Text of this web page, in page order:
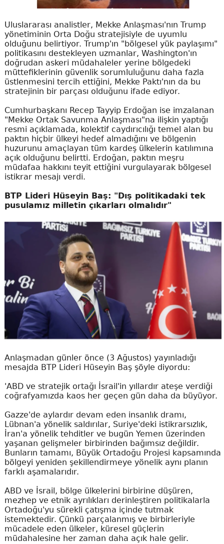
Uluslararası analistler, Mekke Anlaşması'nın Trump
yönetiminin Orta Doğu stratejisiyle de uyumlu
olduğunu belirtiyor. Trump'ın "bölgesel yük paylaşımı"
politikasını destekleyen uzmanlar, Washington'ın
doğrudan askeri müdahaleler yerine bölgedeki
müttefiklerinin güvenlik sorumluluğunu daha fazla
üstlenmesini tercih ettiğini, Mekke Paktı'nın da bu
stratejinin bir parçası olduğunu ifade ediyor.
Cumhurbaşkanı Recep Tayyip Erdoğan ise imzalanan
"Mekke Ortak Savunma Anlaşması"na ilişkin yaptığı
resmi açıklamada, kolektif caydırıcılığı temel alan bu
paktın hiçbir ülkeyi hedef almadığını ve bölgenin
huzurunu amaçlayan tüm kardeş ülkelerin katılımına
açık olduğunu belirtti. Erdoğan, paktın meşru
müdafaa hakkını teyit ettiğini vurgulayarak bölgesel
istikrar mesajı verdi.
BTP Lideri Hüseyin Baş: "Dış politikadaki tek
pusulamız milletin çıkarları olmalıdır"
Anlaşmadan günler önce (3 Ağustos) yayınladığı
mesajda BTP Lideri Hüseyin Baş şöyle diyordu:
'ABD ve stratejik ortağı İsrail'in yıllardır ateşe verdiği
coğrafyamızda kaos her geçen gün daha da büyüyor.
Gazze'de aylardır devam eden insanlık dramı,
Lübnan'a yönelik saldırılar, Suriye'deki istikrarsızlık,
İran'a yönelik tehditler ve bugün Yemen üzerinden
yaşanan gelişmeler birbirinden bağımsız değildir.
Bunların tamamı, Büyük Ortadoğu Projesi kapsamında
bölgeyi yeniden şekillendirmeye yönelik aynı planın
farklı aşamalarıdır.
ABD ve İsrail, bölge ülkelerini birbirine düşüren,
mezhep ve etnik ayrılıkları derinleştiren politikalarla
Ortadoğu'yu sürekli çatışma içinde tutmak
istemektedir. Çünkü parçalanmış ve birbirleriyle
mücadele eden ülkeler, küresel güçlerin
müdahalesine her zaman daha açık hale gelir.